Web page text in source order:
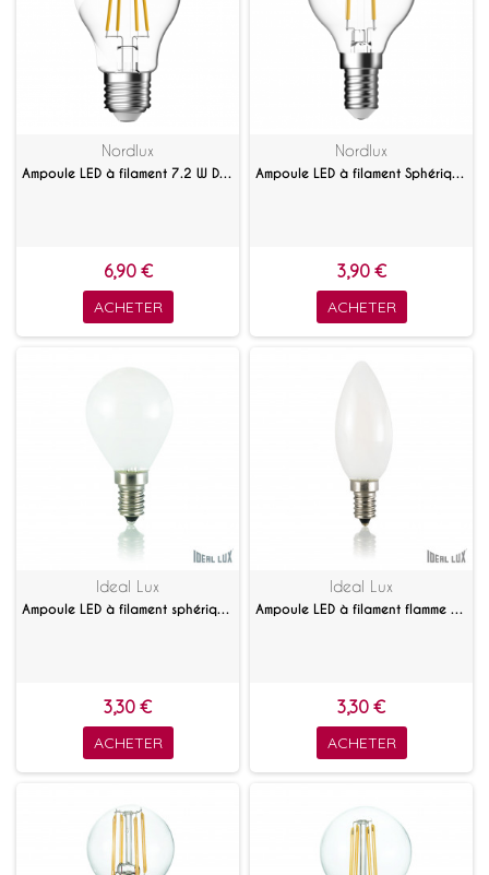
Nordlux
Ampoule LED à filament 7.2 W Dimmable Blanc chaud
6,90 €
ACHETER
Nordlux
Ampoule LED à filament Sphérique 4 W Claire E14
3,90 €
ACHETER
Ideal Lux
Ampoule LED à filament sphérique opale E14
3,30 €
ACHETER
Ideal Lux
Ampoule LED à filament flamme satinée E14
3,30 €
ACHETER